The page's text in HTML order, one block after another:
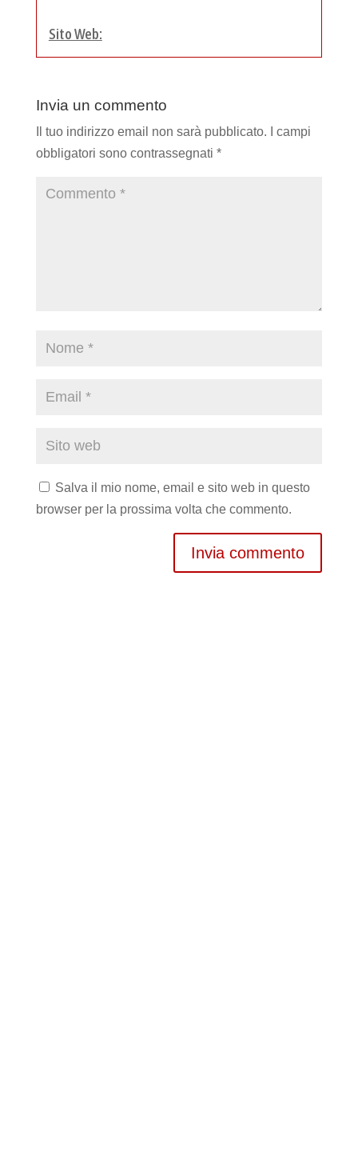
Sito Web:
Invia un commento
Il tuo indirizzo email non sarà pubblicato.
I campi
obbligatori sono contrassegnati *
Salva il mio nome, email e sito web in questo
browser per la prossima volta che commento.
Invia commento